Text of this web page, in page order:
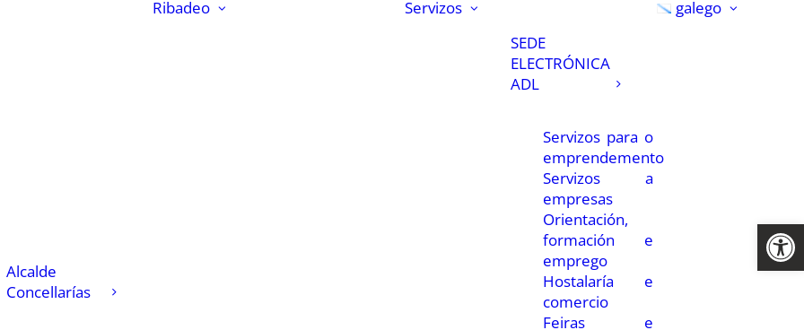
Abrir
Alcalde
Concellarías
Ribadeo
Servizos
SEDE
ELECTRÓNICA
ADL
Servizos para o
emprendemento
Servizos a
empresas
Orientación,
formación e
emprego
Hostalaría e
comercio
Feiras e
galego